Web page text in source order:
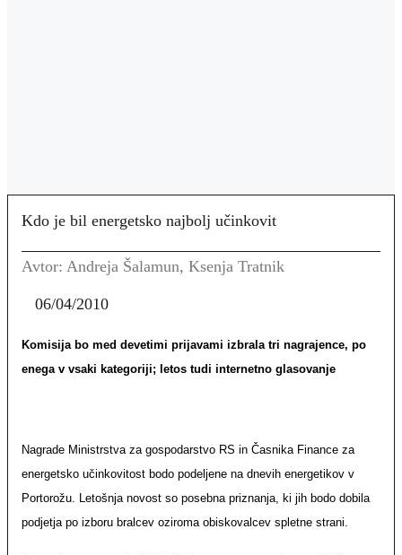
Kdo je bil energetsko najbolj učinkovit
Avtor: Andreja Šalamun, Ksenja Tratnik
06/04/2010
Komisija bo med devetimi prijavami izbrala tri nagrajence, po
enega v vsaki kategoriji; letos tudi internetno glasovanje
Nagrade Ministrstva za gospodarstvo RS in Časnika Finance za
energetsko učinkovitost bodo podeljene na dnevih energetikov v
Portorožu. Letošnja novost so posebna priznanja, ki jih bodo dobila
podjetja po izboru bralcev oziroma obiskovalcev spletne strani.